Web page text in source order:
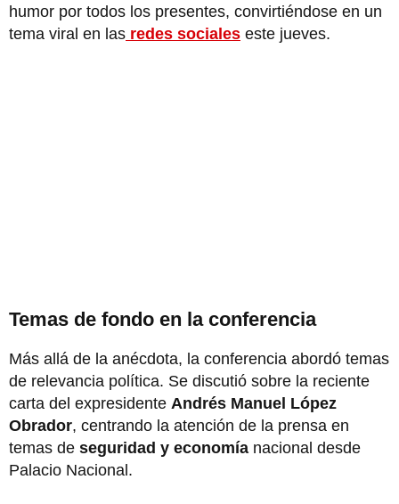
humor por todos los presentes, convirtiéndose en un
tema viral en las redes sociales este jueves.
Temas de fondo en la conferencia
Más allá de la anécdota, la conferencia abordó temas
de relevancia política. Se discutió sobre la reciente
carta del expresidente Andrés Manuel López
Obrador, centrando la atención de la prensa en
temas de seguridad y economía nacional desde
Palacio Nacional.